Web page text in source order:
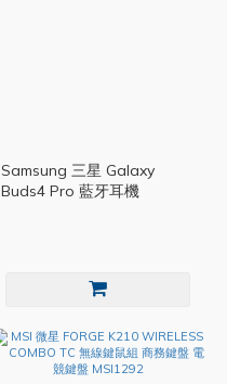
Samsung 三星 Galaxy
Buds4 Pro 藍牙耳機